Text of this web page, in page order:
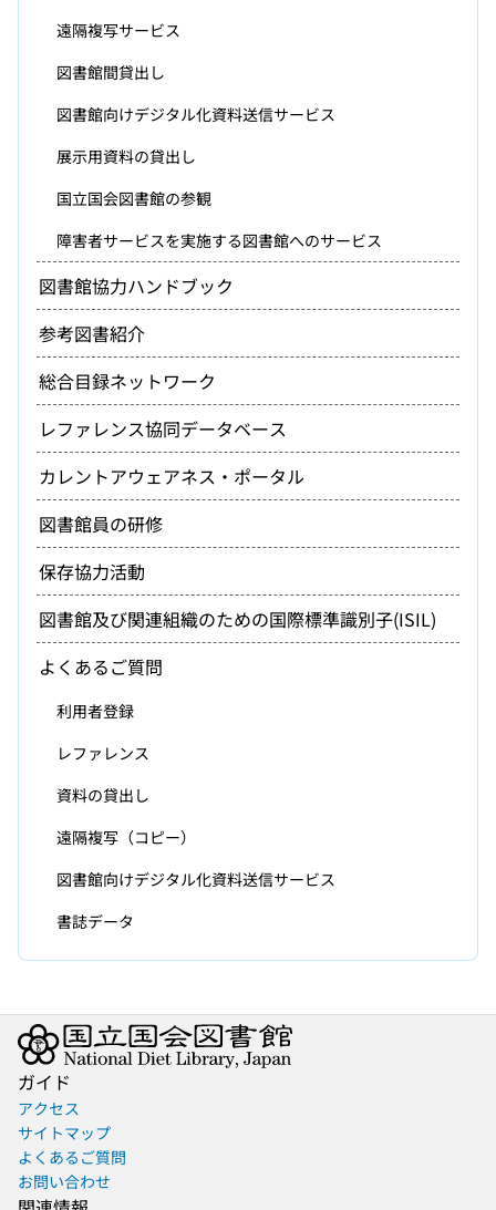
遠隔複写サービス
図書館間貸出し
図書館向けデジタル化資料送信サービス
展示用資料の貸出し
国立国会図書館の参観
障害者サービスを実施する図書館へのサービス
図書館協力ハンドブック
参考図書紹介
総合目録ネットワーク
レファレンス協同データベース
カレントアウェアネス・ポータル
図書館員の研修
保存協力活動
図書館及び関連組織のための国際標準識別子(ISIL)
よくあるご質問
利用者登録
レファレンス
資料の貸出し
遠隔複写（コピー）
図書館向けデジタル化資料送信サービス
書誌データ
ガイド
アクセス
サイトマップ
よくあるご質問
お問い合わせ